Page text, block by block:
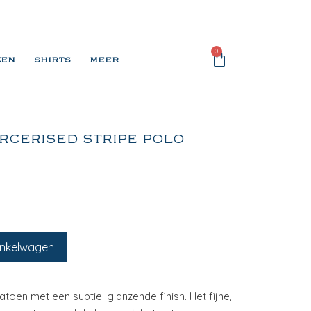
SHIRTS MEER
0
STRIPE POLO
met een subtiel glanzende finish. Het fijne,